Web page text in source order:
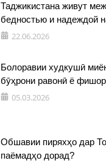
Таджикистана живут
бедностью и надеждой
22.06.2026
Болоравии худкушӣ
бӯҳрони равонӣ ё
05.03.2026
Обшавии пиряхҳо дар
паёмадҳо дорад?